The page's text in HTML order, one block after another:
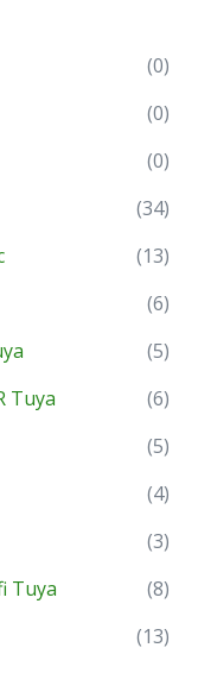
(0)
(0)
(0)
(34)
(13)
(6)
(5)
Tuya
(6)
(5)
(4)
(3)
Tuya
(8)
(13)